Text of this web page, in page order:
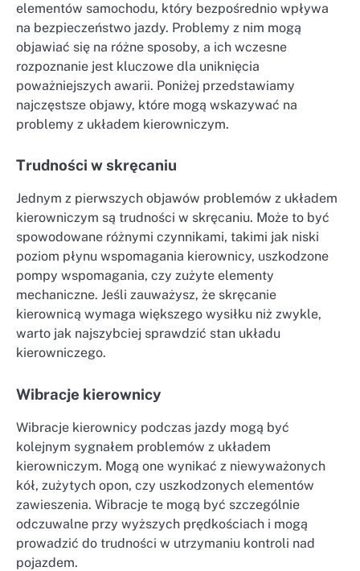
elementów samochodu, który bezpośrednio wpływa
na bezpieczeństwo jazdy. Problemy z nim mogą
objawiać się na różne sposoby, a ich wczesne
rozpoznanie jest kluczowe dla uniknięcia
poważniejszych awarii. Poniżej przedstawiamy
najczęstsze objawy, które mogą wskazywać na
problemy z układem kierowniczym.
Trudności w skręcaniu
Jednym z pierwszych objawów problemów z układem
kierowniczym są trudności w skręcaniu. Może to być
spowodowane różnymi czynnikami, takimi jak niski
poziom płynu wspomagania kierownicy, uszkodzone
pompy wspomagania, czy zużyte elementy
mechaniczne. Jeśli zauważysz, że skręcanie
kierownicą wymaga większego wysiłku niż zwykle,
warto jak najszybciej sprawdzić stan układu
kierowniczego.
Wibracje kierownicy
Wibracje kierownicy podczas jazdy mogą być
kolejnym sygnałem problemów z układem
kierowniczym. Mogą one wynikać z niewyważonych
kół, zużytych opon, czy uszkodzonych elementów
zawieszenia. Wibracje te mogą być szczególnie
odczuwalne przy wyższych prędkościach i mogą
prowadzić do trudności w utrzymaniu kontroli nad
pojazdem.